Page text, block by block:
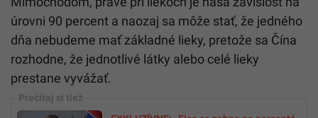
úrovni 90 percent a naozaj sa môže stať, že jedného
dňa nebudeme mať základné lieky, pretože sa Čína
rozhodne, že jednotlivé látky alebo celé lieky
prestane vyvážať.